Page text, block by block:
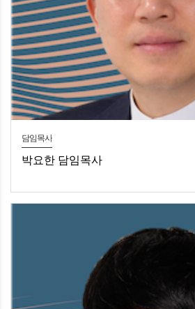
담임목사
박요한 담임목사